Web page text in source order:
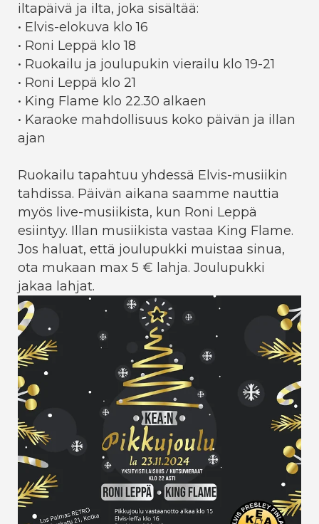
iltapäivä ja ilta, joka sisältää:
• Elvis-elokuva klo 16
• Roni Leppä klo 18
• Ruokailu ja joulupukin vierailu klo 19-21
• Roni Leppä klo 21
• King Flame klo 22.30 alkaen
• Karaoke mahdollisuus koko päivän ja illan
ajan
Ruokailu tapahtuu yhdessä Elvis-musiikin
tahdissa. Päivän aikana saamme nauttia
myös live-musiikista, kun Roni Leppä
esiintyy. Illan musiikista vastaa King Flame.
Jos haluat, että joulupukki muistaa sinua,
ota mukaan max 5 € lahja. Joulupukki
jakaa lahjat.